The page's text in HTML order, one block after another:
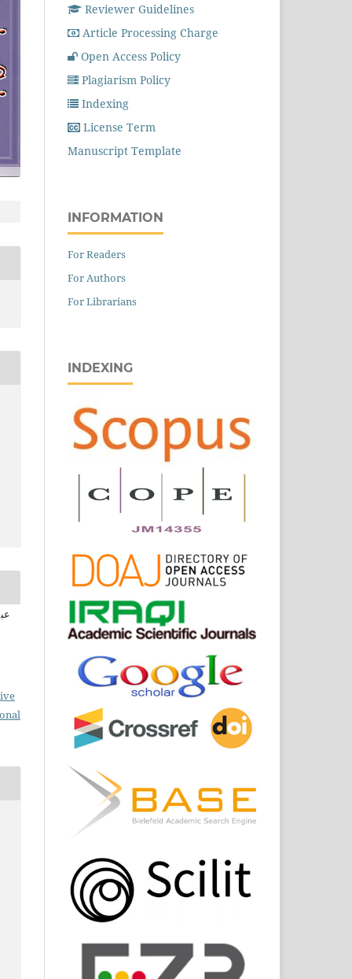
Reviewer Guidelines
Article Processing Charge
Open Access Policy
Plagiarism Policy
Indexing
License Term
Manuscript Template
INFORMATION
For Readers
For Authors
For Librarians
INDEXING